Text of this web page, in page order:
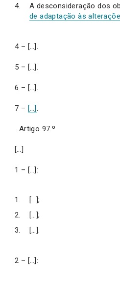
A desconsideração dos
de adaptação às
4 – […].
5 – […].
6 – […].
7 – […].
Artigo 97.º
[…]
1 – […]:
[…];
[…];
[…].
2 – […]: